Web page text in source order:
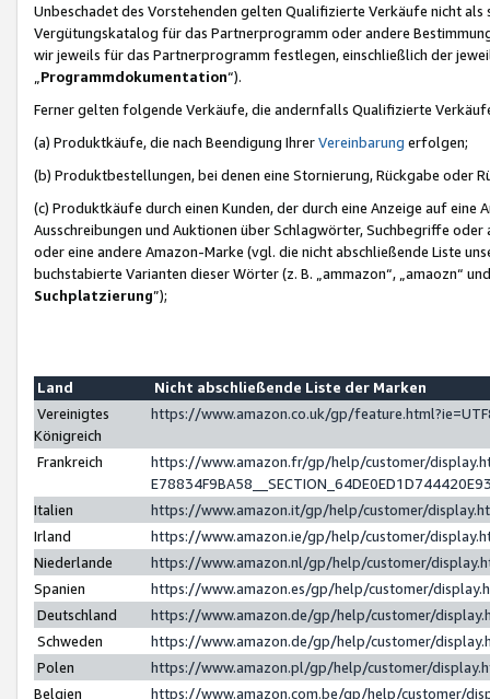
Unbeschadet des Vorstehenden gelten Qualifizierte Verkäufe nicht
Vergütungskatalog für das Partnerprogramm oder andere
wir jeweils für das Partnerprogramm festlegen, einschließlich der
Programmdokumentation“).
Ferner gelten folgende Verkäufe, die andernfalls Qualifizierte
(a) Produktkäufe, die nach Beendigung IhrerVereinbarung erfolgen;
(b) Produktbestellungen, bei denen eine Stornierung, Rückgabe oder
(c) Produktkäufe durch einen Kunden, der durch eine Anzeige auf
Ausschreibungen und Auktionen über Schlagwörter, Suchbegriffe
oder eine andere Amazon-Marke (vgl. die nicht abschließende Liste
buchstabierte Varianten dieser Wörter (z. B. „ammazon“, „amaozn“
Suchplatzierung”);
Land
Nicht abschließende Liste der Marken
Vereinigtes
Königreich
https://www.amazon.co.uk/gp/
Frankreich
https://www.amazon.fr/gp/help/customer/
Italien
https://www.amazon.it/gp/help/customer/
Irland
https://www.amazon.ie/gp/help/customer/
Niederlande
https://www.amazon.nl/gp/help/customer/
Spanien
https://www.amazon.es/gp/help/customer/
Deutschland
https://www.amazon.de/gp/help/customer/
Schweden
https://www.amazon.de/gp/help/customer/
Polen
https://www.amazon.pl/gp/help/customer/
Belgien
https://www.amazon.com.be/gp/help/customer/